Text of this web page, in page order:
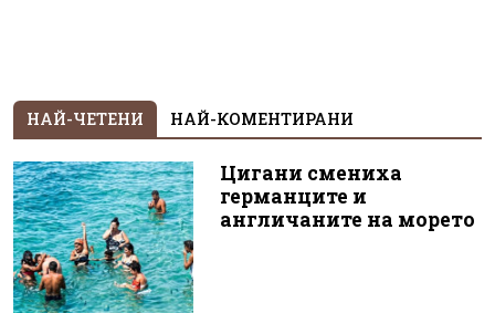
НАЙ-ЧЕТЕНИ НАЙ-КОМЕНТИРАНИ
Цигани смениха
германците и
англичаните на морето